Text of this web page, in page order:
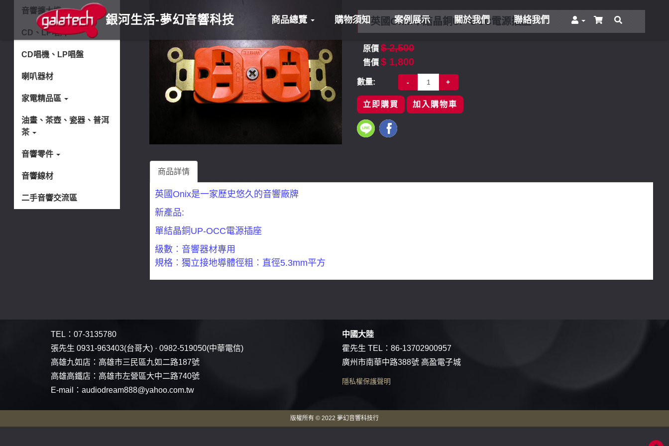
銀河生活-夢幻音響科技 商品總覽 購物須知 案例展示 關於我們 聯絡我們
音響擴大機
CD、LP唱片
CD唱機、LP唱盤
喇叭器材
家電精品區
油畫、茶壺、瓷器、普洱
茶
音響零件
音響線材
二手音響交流區
英國Onix單結晶銅UP-OCC電源插座
原價 $ 2,500
售價 $ 1,800
數量: - +
立即購買 加入購物車
商品詳情
英國Onix是一家歷史悠久的音響廠牌
新產品:
單結晶銅UP-OCC電源插座
級數︰音響器材專用
規格︰獨立接地導體徑粗︰直徑5.3mm平方
TEL： 07-3135780
張先生 0931-963403(台哥大) · 0982-519050(中華電信)
高雄九如店： 高雄市三民區九如二路187號
高雄高鐵店： 高雄市左營區大中二路740號
E-mail： audiodream888@yahoo.com.tw
中國大陸
霍先生 TEL： 86-13702900957
廣州市南華中路388號 高盈電子城
隱私權保護聲明
版權所有 © 2022 夢幻音響科技行